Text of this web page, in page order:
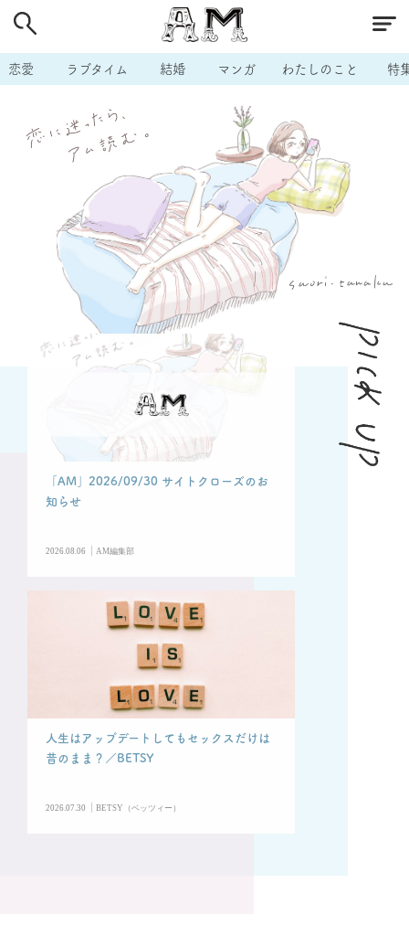
恋愛 ラブタイム 結婚 マンガ わたしのこと 特
「AM」2026/09/30 サイトクローズのお
知らせ
2026.08.06 | AM編集部
人生はアップデートしてもセックスだけは
昔のまま？／BETSY
2026.07.30 | BETSY（ベッツィー）
# 男の本音 # セフレ
# 不倫 # 出会う方法 # マッチングアプリ
# ビッチの話 # キャリア
# 恋愛相談 # セフレから本命へ
# 結婚したい # セフレがほしい # 夫婦の悩み
# おもしろライフ